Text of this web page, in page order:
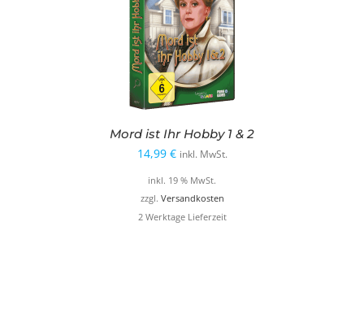
Mord ist Ihr Hobby 1 & 2
14,99 € inkl. MwSt.
inkl. 19 % MwSt.
zzgl. Versandkosten
2 Werktage Lieferzeit